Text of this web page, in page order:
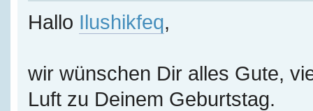
Hallo Ilushikfeq,
wir wünschen Dir alles Gute,
Luft zu Deinem Geburtstag.